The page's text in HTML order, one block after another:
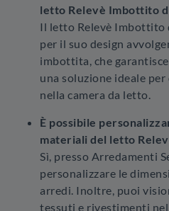
letto Relevè Imbottito
Il letto Relevè Imbottito
per il suo design
imbottita, che
una soluzione ideale
nella camera da letto.
È possibile
materiali del letto
Sì, presso Arredamenti
personalizzare le
arredi. Inoltre, puoi
tessuti e rivestimenti